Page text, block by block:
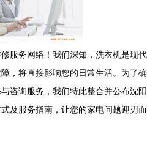
服务网络！我们深知，洗衣机是现代
，将直接影响您的日常生活。为了确
咨询服务，我们特此整合并公布沈阳
及服务指南，让您的家电问题迎刃而